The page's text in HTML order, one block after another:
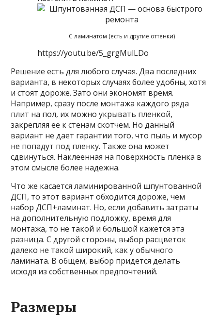
С ламинатом (есть и другие оттенки)
https://youtu.be/5_grgMulLDo
Решение есть для любого случая. Два последних
варианта, в некоторых случаях более удобны, хотя
и стоят дороже. Зато они экономят время.
Например, сразу после монтажа каждого ряда
плит на пол, их можно укрывать пленкой,
закрепляя ее к стенам скотчем. Но данный
вариант не дает гарантии того, что пыль и мусор
не попадут под пленку. Также она может
сдвинуться. Наклеенная на поверхность пленка в
этом смысле более надежна.
Что же касается ламинированной шпунтованной
ДСП, то этот вариант обходится дороже, чем
набор ДСП+ламинат. Но, если добавить затраты
на дополнительную подложку, время для
монтажа, то не такой и большой кажется эта
разница. С другой стороны, выбор расцветок
далеко не такой широкий, как у обычного
ламината. В общем, выбор придется делать
исходя из собственных предпочтений.
Размеры